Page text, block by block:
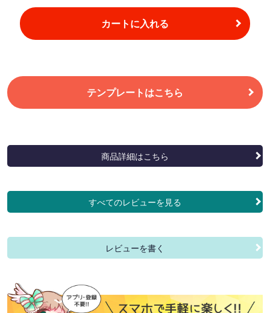
カートに入れる
テンプレートはこちら
商品詳細はこちら
すべてのレビューを見る
レビューを書く